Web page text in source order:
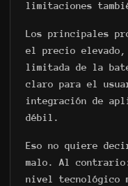
limitaciones
Los principales
el precio
limitada de la
claro para el
integración de
débil.
Eso no quiere
malo. Al
nivel tecnológico